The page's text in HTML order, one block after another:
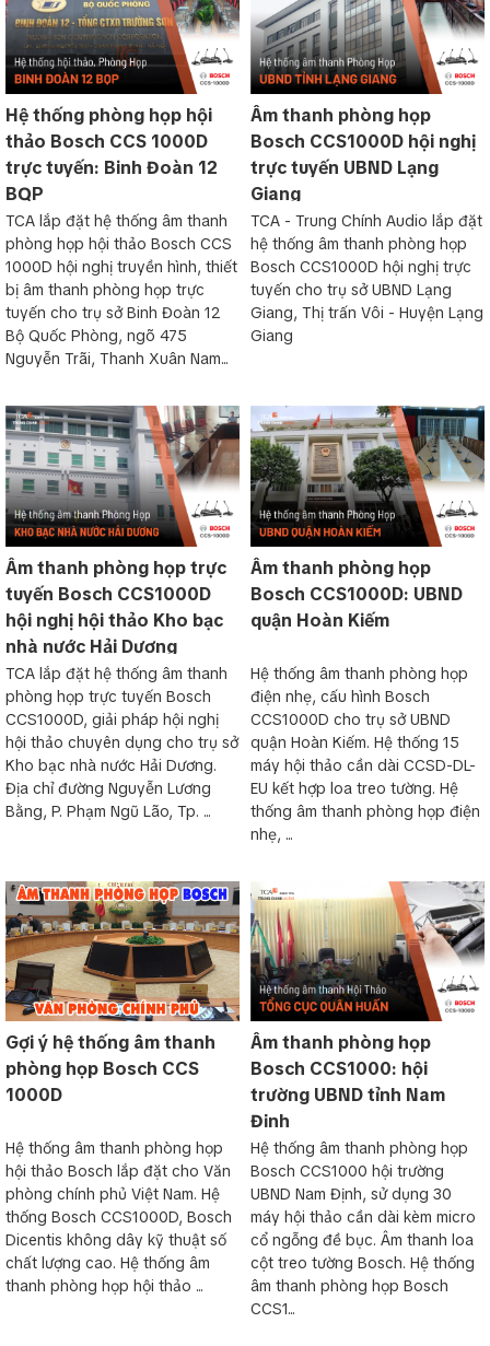
Hệ thống phòng họp hội
thảo Bosch CCS 1000D
trực tuyến: Binh Đoàn 12
BQP
TCA lắp đặt hệ thống âm thanh
phòng họp hội thảo Bosch CCS
1000D hội nghị truyền hình, thiết
bị âm thanh phòng họp trực
tuyến cho trụ sở Binh Đoàn 12
Bộ Quốc Phòng, ngõ 475
Nguyễn Trãi, Thanh Xuân Nam...
Âm thanh phòng họp
Bosch CCS1000D hội nghị
trực tuyến UBND Lạng
Giang
TCA - Trung Chính Audio lắp đặt
hệ thống âm thanh phòng họp
Bosch CCS1000D hội nghị trực
tuyến cho trụ sở UBND Lạng
Giang, Thị trấn Vôi - Huyện Lạng
Giang
Âm thanh phòng họp trực
tuyến Bosch CCS1000D
hội nghị hội thảo Kho bạc
nhà nước Hải Dương
TCA lắp đặt hệ thống âm thanh
phòng họp trực tuyến Bosch
CCS1000D, giải pháp hội nghị
hội thảo chuyên dụng cho trụ sở
Kho bạc nhà nước Hải Dương.
Địa chỉ đường Nguyễn Lương
Bằng, P. Phạm Ngũ Lão, Tp. ...
Âm thanh phòng họp
Bosch CCS1000D: UBND
quận Hoàn Kiếm
Hệ thống âm thanh phòng họp
điện nhẹ, cấu hình Bosch
CCS1000D cho trụ sở UBND
quận Hoàn Kiếm. Hệ thống 15
máy hội thảo cần dài CCSD-DL-
EU kết hợp loa treo tường. Hệ
thống âm thanh phòng họp điện
nhẹ, ...
Gợi ý hệ thống âm thanh
phòng họp Bosch CCS
1000D
Hệ thống âm thanh phòng họp
hội thảo Bosch lắp đặt cho Văn
phòng chính phủ Việt Nam. Hệ
thống Bosch CCS1000D, Bosch
Dicentis không dây kỹ thuật số
chất lượng cao. Hệ thống âm
thanh phòng họp hội thảo ...
Âm thanh phòng họp
Bosch CCS1000: hội
trường UBND tỉnh Nam
Định
Hệ thống âm thanh phòng họp
Bosch CCS1000 hội trường
UBND Nam Định, sử dụng 30
máy hội thảo cần dài kèm micro
cổ ngỗng đề bục. Âm thanh loa
cột treo tường Bosch. Hệ thống
âm thanh phòng họp Bosch
CCS1...